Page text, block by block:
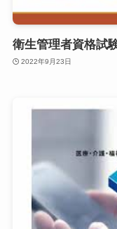
衛生管理者資格試
2022年9月23日